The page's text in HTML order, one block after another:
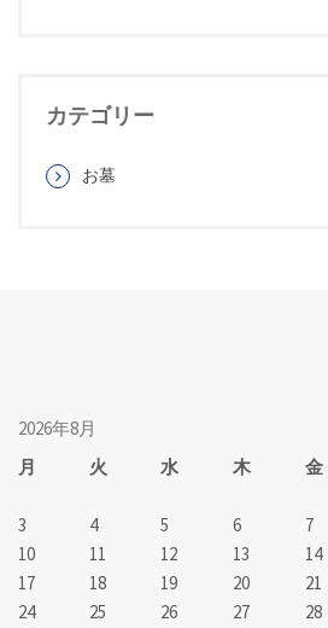
カテゴリー
お墓
2026年8月
月
火 水 木 金
3
4 5 6 7
10
11 12 13 14
17
18 19 20 21
24
25 26 27 28